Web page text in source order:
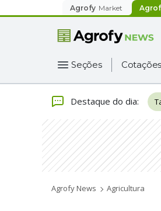
Agrofy Market
Seções
Destaque do dia:
Agrofy News Agricultura